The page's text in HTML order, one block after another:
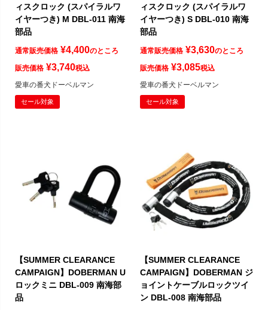
ィスクロック (スパイラルワ
イヤーつき) M DBL-011 南海
部品
通常販売価格 ¥4,400のところ
販売価格 ¥3,740税込
愛車の番犬ドーベルマン
セール対象
ィスクロック (スパイラルワ
イヤーつき) S DBL-010 南海
部品
通常販売価格 ¥3,630のところ
販売価格 ¥3,085税込
愛車の番犬ドーベルマン
セール対象
【SUMMER CLEARANCE
CAMPAIGN】DOBERMAN U
ロックミニ DBL-009 南海部
品
【SUMMER CLEARANCE
CAMPAIGN】DOBERMAN ジ
ョイントケーブルロックツイ
ン DBL-008 南海部品